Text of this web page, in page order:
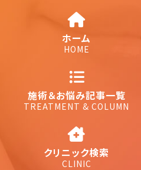
ホーム
HOME
施術＆お悩み記事一覧
TREATMENT & COLUMN
クリニック検索
CLINIC